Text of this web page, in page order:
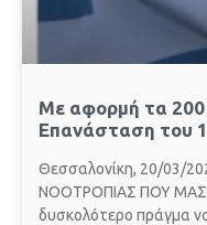
Με αφορμή τα 200
Επανάσταση του
Θεσσαλονίκη, 20/03/
ΝΟΟΤΡΟΠΙΑΣ ΠΟΥ ΜΑΣ
δυσκολότερο πράγμα